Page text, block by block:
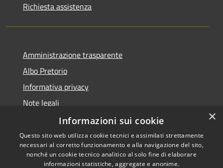
Richiesta assistenza
Amministrazione trasparente
Albo Pretorio
Informativa privacy
Note legali
Dichiarazione di accessibilità
×
Informazioni sui cookie
Questo sito web utilizza cookie tecnici e assimilati strettamente
necessari al corretto funzionamento e alla navigazione del sito,
nonché un cookie tecnico analitico al solo fine di elaborare
informazioni statistiche, aggregate e anonime.